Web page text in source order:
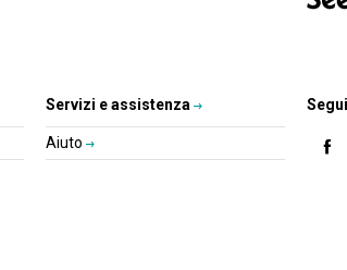
Servizi e assistenza
Aiuto